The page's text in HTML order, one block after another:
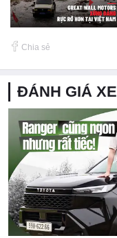
Chia sẻ
ĐÁNH GIÁ XE